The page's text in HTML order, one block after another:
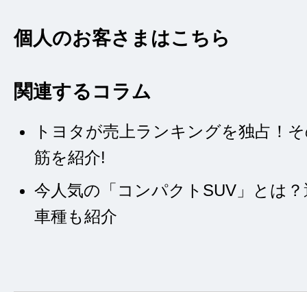
個人のお客さまはこちら
関連するコラム
トヨタが売上ランキングを独占！
筋を紹介!
今人気の「コンパクトSUV」とは
車種も紹介